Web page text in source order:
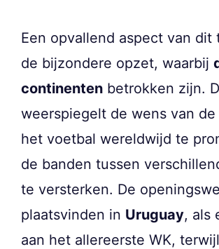
Een opvallend aspect van dit
de bijzondere opzet, waarbij
continenten betrokken zijn.
weerspiegelt de wens van de
het voetbal wereldwijd te
de banden tussen
te versterken. De
plaatsvinden in Uruguay, als
aan het allereerste WK,